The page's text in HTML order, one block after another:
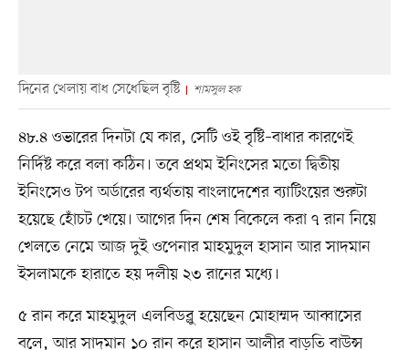
দিনের খেলায় বাধ সেধেছিল বৃষ্টি শামসুল হক
৪৮.৪ ওভারের দিনটা যে কার, সেটি ওই বৃষ্টি–বাধার কারণেই
নির্দিষ্ট করে বলা কঠিন। তবে প্রথম ইনিংসের মতো দ্বিতীয়
ইনিংসেও টপ অর্ডারের ব্যর্থতায় বাংলাদেশের ব্যাটিংয়ের শুরুটা
হয়েছে হোঁচট খেয়ে। আগের দিন শেষ বিকেলে করা ৭ রান নিয়ে
খেলতে নেমে আজ দুই ওপেনার মাহমুদুল হাসান আর সাদমান
ইসলামকে হারাতে হয় দলীয় ২৩ রানের মধ্যে।
৫ রান করে মাহমুদুল এলবিডব্লু হয়েছেন মোহাম্মদ আব্বাসের
বলে, আর সাদমান ১০ রান করে হাসান আলীর বাড়তি বাউন্স